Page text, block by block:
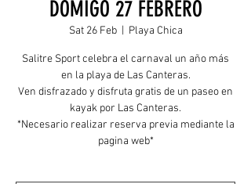
DOMIGO 27 FEBRERO
Sat 26 Feb
  |
Playa Chica
Salitre Sport celebra el carnaval un año más
en la playa de Las Canteras.
Ven disfrazado y disfruta gratis de un paseo en
kayak por Las Canteras.
*Necesario realizar reserva previa mediante la
pagina web*